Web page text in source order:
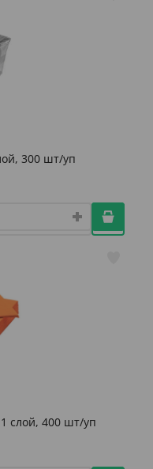
300 шт/уп
слой, 400 шт/уп